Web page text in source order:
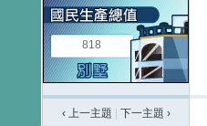
818
‹ 上一主題
下一主題 ›